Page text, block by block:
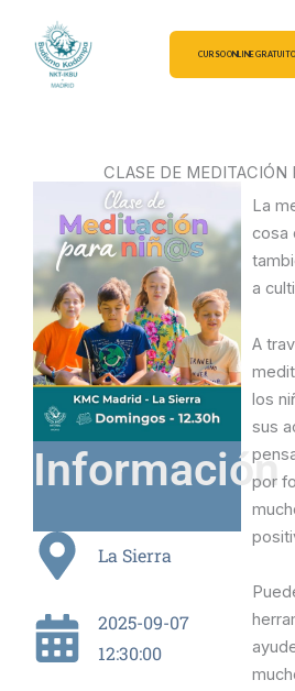
contenido
CURSO ONLINE GRATUITO
CLASE DE MEDITACIÓN
Información
La Sierra
2025-09-07
12:30:00
La
cosa
a
A
los
sus
por